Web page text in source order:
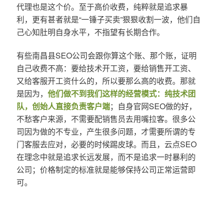
代理也是这个价。至于高价收费，纯粹就是追求暴
利，更有甚者就是“一锤子买卖”狠狠收割一波，他们自
己心知肚明自身水平，不指望有长期合作。
有些南昌县SEO公司会跟你算这个账、那个账，证明
自己收费不高：要给技术开工资，要给销售开工资、
又给客服开工资什么的，所以要那么高的收费。那就
是因为， 他们做不到我们这样的经营模式：纯技术团
队，创始人直接负责客户端；自身官网SEO做的好，
不愁客户来源，不需要配销售员去用嘴拉客。很多公
司因为做的不专业，产生很多问题，才需要所谓的专
门客服去应对，必要的时候踢皮球。而且，云点SEO
在理念中就是追求长远发展，而不是追求一时暴利的
公司；价格制定的标准就是能够保持公司正常运营即
可。